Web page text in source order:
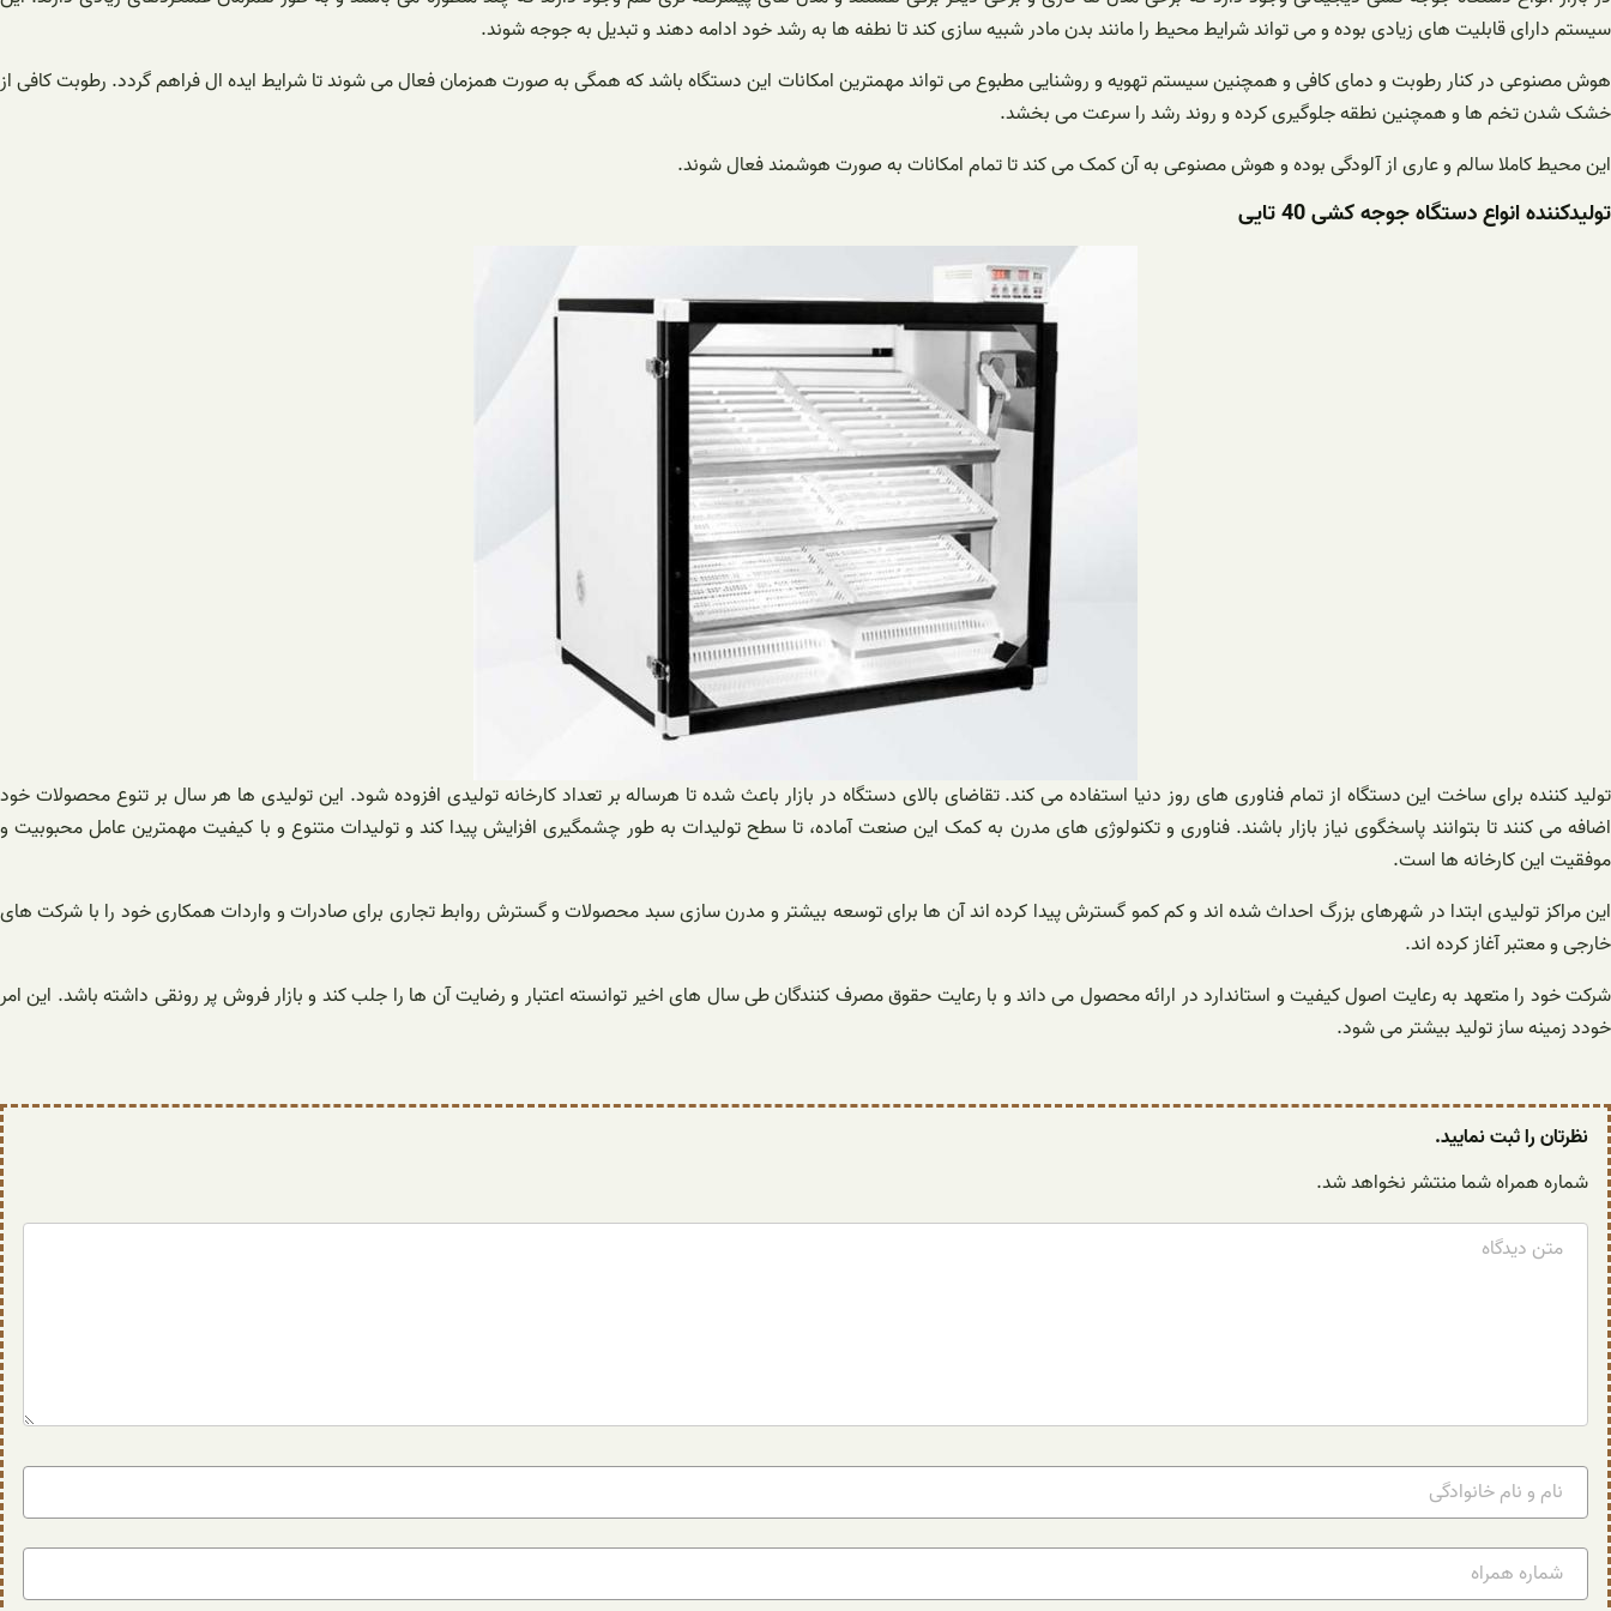
سیستم دارای قابلیت های زیادی بوده و می تواند شرایط محیط را مانند بدن مادر شبیه سازی کند تا نطفه ها به رشد خود ادامه دهند و تبدیل به جوجه شوند.
هوش مصنوعی در کنار رطوبت و دمای کافی و همچنین سیستم تهویه و روشنایی مطبوع می تواند مهمترین امکانات این دستگاه باشد که همگی به صورت همزمان فعال می شوند تا شرایط ایده ال فراهم گردد. رطوبت کافی از
خشک شدن تخم ها و همچنین نطقه جلوگیری کرده و روند رشد را سرعت می بخشد.
این محیط کاملا سالم و عاری از آلودگی بوده و هوش مصنوعی به آن کمک می کند تا تمام امکانات به صورت هوشمند فعال شوند.
تولیدکننده انواع دستگاه جوجه کشی 40 تایی
تولید کننده برای ساخت این دستگاه از تمام فناوری های روز دنیا استفاده می کند. تقاضای بالای دستگاه در بازار باعث شده تا هرساله بر تعداد کارخانه تولیدی افزوده شود. این تولیدی ها هر سال بر تنوع محصولات خود
اضافه می کنند تا بتوانند پاسخگوی نیاز بازار باشند. فناوری و تکنولوژی های مدرن به کمک این صنعت آماده، تا سطح تولیدات به طور چشمگیری افزایش پیدا کند و تولیدات متنوع و با کیفیت مهمترین عامل محبوبیت و
موفقیت این کارخانه ها است.
این مراکز تولیدی ابتدا در شهرهای بزرگ احداث شده اند و کم کمو گسترش پیدا کرده اند آن ها برای توسعه بیشتر و مدرن سازی سبد محصولات و گسترش روابط تجاری برای صادرات و واردات همکاری خود را با شرکت های
خارجی و معتبر آغاز کرده اند.
شرکت خود را متعهد به رعایت اصول کیفیت و استاندارد در ارائه محصول می داند و با رعایت حقوق مصرف کنندگان طی سال های اخیر توانسته اعتبار و رضایت آن ها را جلب کند و بازار فروش پر رونقی داشته باشد. این امر
خودد زمینه ساز تولید بیشتر می شود.
نظرتان را ثبت نمایید.
شماره همراه شما منتشر نخواهد شد.